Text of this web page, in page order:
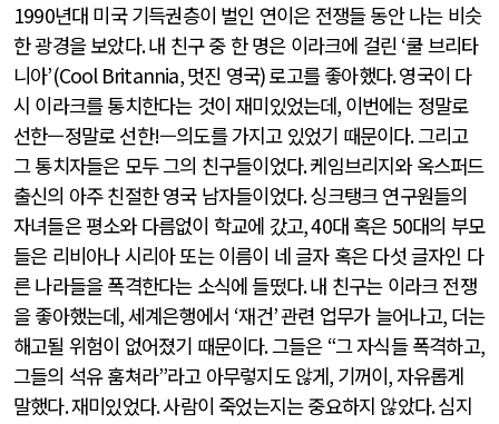
1990년대 미국 기득권층이 벌인 연이은 전쟁들 동안 나는 비슷
한 광경을 보았다.내 친구 중 한 명은 이라크에 걸린 ‘쿨 브리타
니아’(Cool Britannia,멋진 영국)로고를 좋아했다.영국이 다
시 이라크를 통치한다는 것이 재미있었는데, 이번에는 정말로
선한—정말로 선한!—의도를 가지고 있었기 때문이다.그리고
그 통치자들은 모두 그의 친구들이었다.케임브리지와 옥스퍼드
출신의 아주 친절한 영국 남자들이었다.싱크탱크 연구원들의
자녀들은 평소와 다름없이 학교에 갔고, 40대 혹은 50대의 부모
들은 리비아나 시리아 또는 이름이 네 글자 혹은 다섯 글자인 다
른 나라들을 폭격한다는 소식에 들떴다.내 친구는 이라크 전쟁
을 좋아했는데,세계은행에서 ‘재건’관련 업무가 늘어나고, 더는
해고될 위험이 없어졌기 때문이다.그들은 “그 자식들 폭격하고,
그들의 석유 훔쳐라”라고 아무렇지도 않게, 기꺼이,자유롭게
말했다.재미있었다.사람이 죽었는지는 중요하지 않았다.심지